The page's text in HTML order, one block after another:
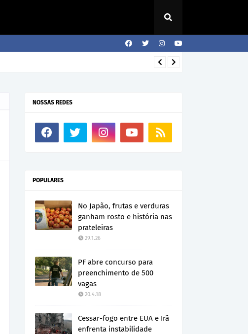
NOSSAS REDES
POPULARES
No Japão, frutas e verduras
ganham rosto e história nas
prateleiras
29.1.26
PF abre concurso para
preenchimento de 500
vagas
20.4.18
Cessar-fogo entre EUA e Irã
enfrenta instabilidade